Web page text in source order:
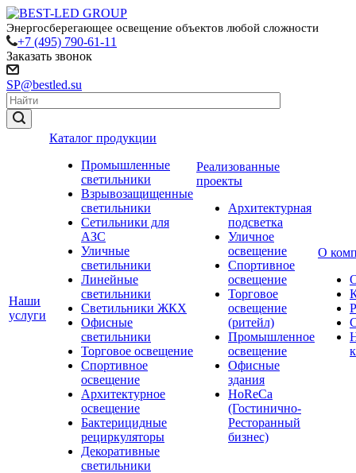
Энергосберегающее освещение объектов любой сложности
+7 (495) 790-61-11
Заказать звонок
SP@bestled.su
Наши
услуги
Каталог продукции
Промышленные
светильники
Взрывозащищенные
светильники
Сетильники для
АЗС
Уличные
светильники
Линейные
светильники
Светильники ЖКХ
Офисные
светильники
Торговое освещение
Спортивное
освещение
Архитектурное
освещение
Бактерицидные
рециркуляторы
Декоративные
светильники
Реализованные
проекты
Архитектурная
подсветка
Уличное
освещение
Спортивное
освещение
Торговое
освещение
(ритейл)
Промышленное
освещение
Офисные
здания
HoReCa
(Гостинично-
Ресторанный
бизнес)
О